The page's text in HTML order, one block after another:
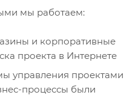
мы работаем:
и корпоративные
проекта в Интернете
управления проектами
процессы были